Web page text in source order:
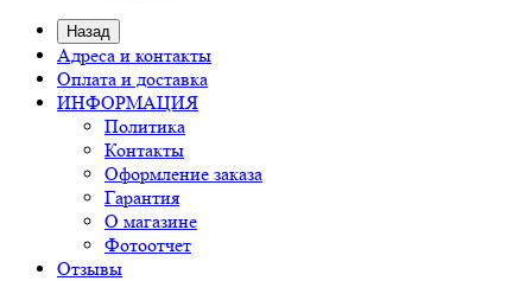
Назад
Адреса и контакты
Оплата и доставка
ИНФОРМАЦИЯ
Политика
Контакты
Оформление заказа
Гарантия
О магазине
Фотоотчет
Отзывы